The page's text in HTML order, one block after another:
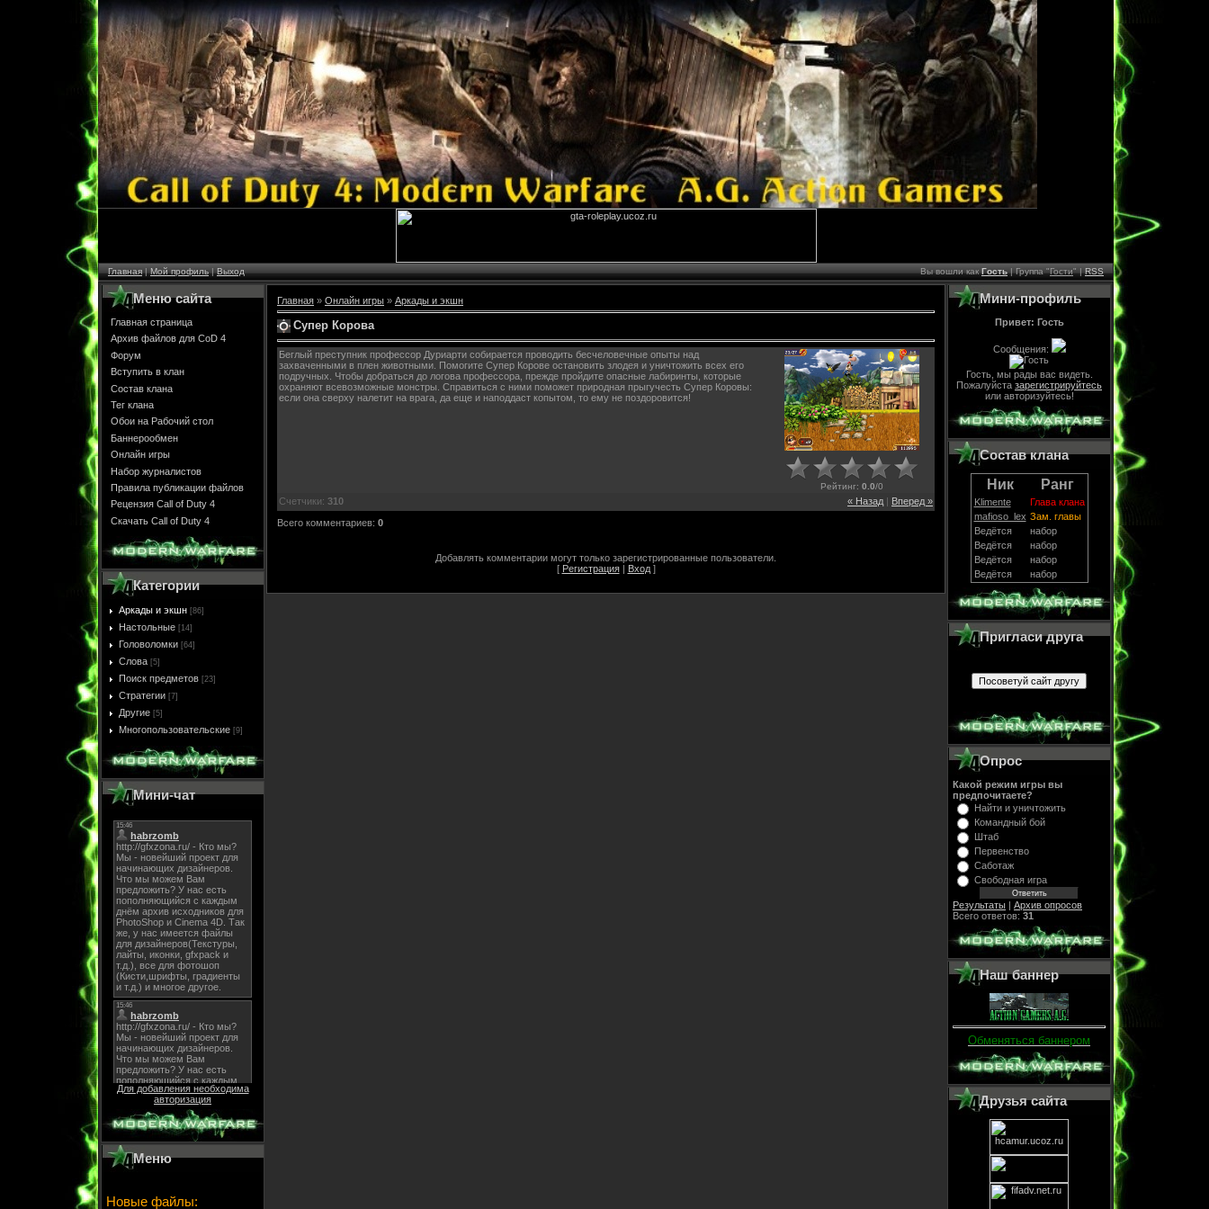
Главная|Мой профиль|Выход Вы вошли какГость| Группа "Гости" |RSS
Меню сайта
Главная страница
Архив файлов для CoD 4
Форум
Вступить в клан
Состав клана
Тег клана
Обои на Рабочий стол
Баннерообмен
Онлайн игры
Набор журналистов
Правила публикации файлов
Рецензия Call of Duty 4
Скачать Call of Duty 4
Категории
Аркады и экшн [86]
Настольные [14]
Головоломки [64]
Слова [5]
Поиск предметов [23]
Стратегии [7]
Другие [5]
Многопользовательские [9]
Мини-чат
Для добавления необходима
авторизация
Меню
Новые файлы:
Главная » Онлайн игры » Аркады и экшн
Супер Корова
Беглый преступник профессор Дуриарти собирается проводить бесчеловечные опыты над
захваченными в плен животными. Помогите Супер Корове остановить злодея и уничтожить всех его
подручных. Чтобы добраться до логова профессора, прежде пройдите опасные лабиринты, которые
охраняют всевозможные монстры. Справиться с ними поможет природная прыгучесть Супер Коровы:
если она сверху налетит на врага, да еще и наподдаст копытом, то ему не поздоровится!
Рейтинг: 0.0/0
« Назад Вперед »
Счетчики: 310
Всего комментариев: 0
Добавлять комментарии могут только зарегистрированные пользователи.
[ Регистрация| Вход]
Мини-профиль
Привет: Гость
Сообщения:
Гость, мы рады вас видеть.
Пожалуйста зарегистрируйтесь
или авторизуйтесь!
Состав клана
Ник
Ранг
Klimente
Глава клана
mafioso_lex Зам. главы
Ведётся
набор
Ведётся
набор
Ведётся
набор
Ведётся
набор
Пригласи друга
Опрос
Какой режим игры вы
предпочитаете?
Найти и уничтожить
Командный бой
Штаб
Первенство
Саботаж
Свободная игра
Результаты | Архив опросов
Всего ответов: 31
Наш баннер
Обменяться баннером
Друзья сайта